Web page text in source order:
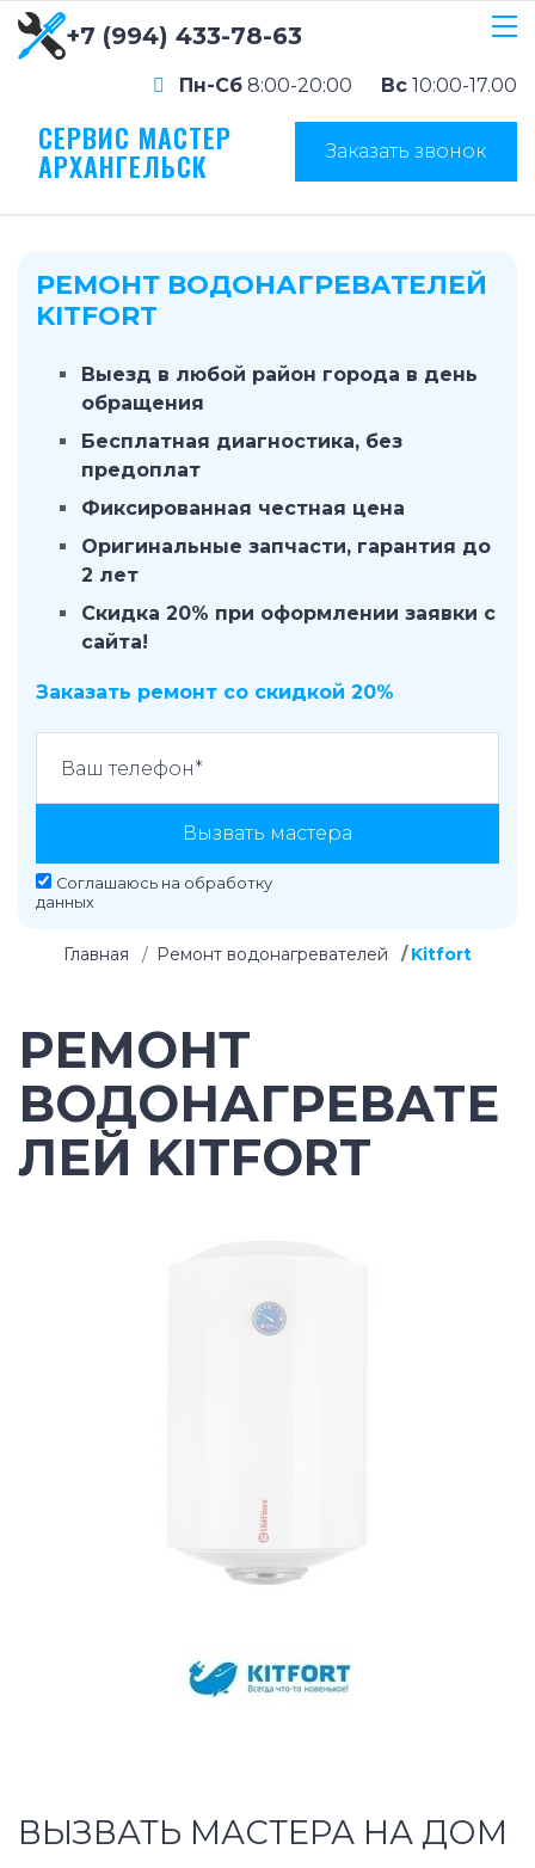
+7 (994) 433-78-63
Пн-Сб 8:00-20:00 Вс 10:00-17.00
СЕРВИС МАСТЕР
АРХАНГЕЛЬСК Заказать звонок
РЕМОНТ ВОДОНАГРЕВАТЕЛЕЙ
KITFORT
Выезд в любой район города в день
обращения
Бесплатная диагностика, без
предоплат
Фиксированная честная цена
Оригинальные запчасти, гарантия до
2 лет
Скидка 20% при оформлении заявки с
сайта!
Заказать ремонт со скидкой 20%
Вызвать мастера
Соглашаюсь на обработку
данных
Главная Ремонт водонагревателей Kitfort
РЕМОНТ
ВОДОНАГРЕВАТЕ
ЛЕЙ KITFORT
ВЫЗВАТЬ МАСТЕРА НА ДОМ